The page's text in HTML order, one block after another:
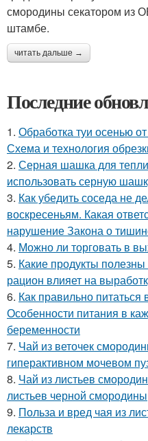
смородины секатором из
штамбе.
читать дальше →
Последние
1. Обработка туи осенью
Схема и технология
2. Серная шашка для
использовать серную
3. Как убедить соседа не
воскресеньям. Какая
нарушение Закона о
4. Можно ли торговать в
5. Какие продукты
рацион влияет на
6. Как правильно
Особенности питания в
беременности
7. Чай из веточек
гиперактивном мочевом
8. Чай из листьев
листьев черной смородины
9. Польза и вред чая из
лекарств